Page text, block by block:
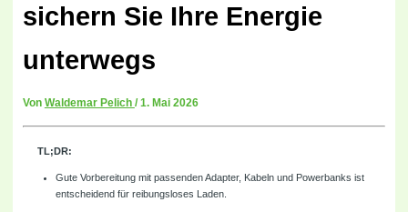
sichern Sie Ihre Energie
unterwegs
Von Waldemar Pelich /1. Mai 2026
TL;DR:
Gute Vorbereitung mit passenden Adapter, Kabeln und Powerbanks ist
entscheidend für reibungsloses Laden.